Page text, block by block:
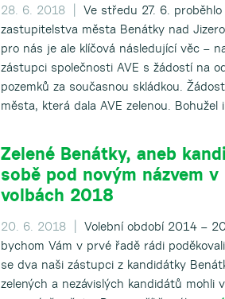
28. 6. 2018 |
Ve středu 27. 6.
zastupitelstva města Benátky nad
pro nás je ale klíčová následující věc –
zástupci společnosti AVE s žádostí na
pozemků za současnou skládkou.
města, která dala AVE zelenou. Bohužel i
Zelené Benátky, aneb
sobě pod novým názvem
volbách 2018
20. 6. 2018 |
Volební období 2014 –
bychom Vám v prvé řadě rádi
se dva naši zástupci z kandidátky
zelených a nezávislých kandidátů mohli